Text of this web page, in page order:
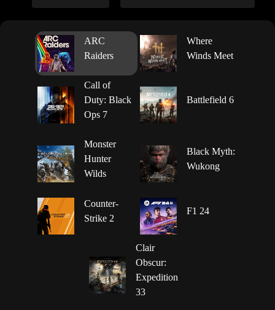
ARC
Raiders
Where
Winds Meet
Call of
Duty: Black
Ops 7
Battlefield 6
Monster
Hunter
Wilds
Black Myth:
Wukong
Counter-
Strike 2
F1 24
Clair
Obscur:
Expedition
33